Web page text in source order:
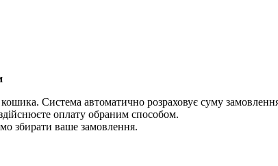
Система автоматично розраховує суму
оплату обраним способом.
збирати ваше замовлення.